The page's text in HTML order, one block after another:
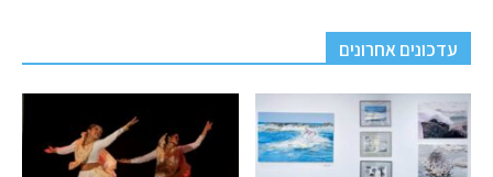
עדכונים אחרונים